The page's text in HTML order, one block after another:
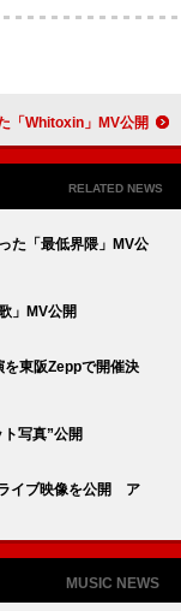
己対話の時間を描いた「Whitoxin」MV公開
RELATED NEWS
た「最低界隈」MV公
」MV公開
東阪Zeppで開催決
写真”公開
イブ映像を公開 ア
MUSIC NEWS